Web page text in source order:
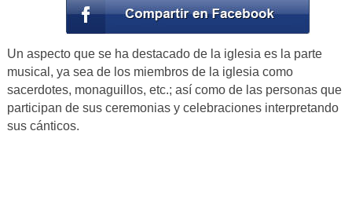
Un aspecto que se ha destacado de la iglesia es la parte
musical, ya sea de los miembros de la iglesia como
sacerdotes, monaguillos, etc.; así como de las personas que
participan de sus ceremonias y celebraciones interpretando
sus cánticos.